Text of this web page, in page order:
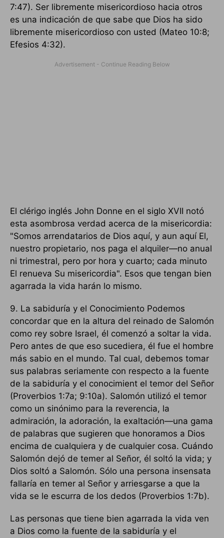
7:47). Ser libremente misericordioso hacia otros
es una indicación de que sabe que Dios ha sido
libremente misericordioso con usted (Mateo 10:8;
Efesios 4:32).
El clérigo inglés John Donne en el siglo XVII notó
esta asombrosa verdad acerca de la misericordia:
"Somos arrendatarios de Dios aquí, y aun aquí El,
nuestro propietario, nos paga el alquiler—no anual
ni trimestral, pero por hora y cuarto; cada minuto
El renueva Su misericordia". Esos que tengan bien
agarrada la vida harán lo mismo.
9. La sabiduría y el Conocimiento Podemos
concordar que en la altura del reinado de Salomón
como rey sobre Israel, él comenzó a soltar la vida.
Pero antes de que eso sucediera, él fue el hombre
más sabio en el mundo. Tal cual, debemos tomar
sus palabras seriamente con respecto a la fuente
de la sabiduría y el conocimient el temor del Señor
(Proverbios 1:7a; 9:10a). Salomón utilizó el temor
como un sinónimo para la reverencia, la
admiración, la adoración, la exaltación—una gama
de palabras que sugieren que honoramos a Dios
encima de cualquiera y de cualquier cosa. Cuándo
Salomón dejó de temer al Señor, él soltó la vida; y
Dios soltó a Salomón. Sólo una persona insensata
fallaría en temer al Señor y arriesgarse a que la
vida se le escurra de los dedos (Proverbios 1:7b).
Las personas que tiene bien agarrada la vida ven
a Dios como la fuente de la sabiduría y el